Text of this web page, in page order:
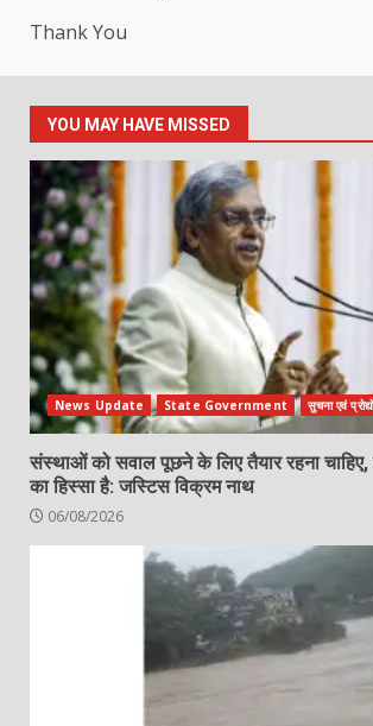
Thank You
YOU MAY HAVE MISSED
News Update State Government सुचना एवं
संस्थाओं को सवाल पूछने के लिए तैयार रहना
का हिस्सा है: जस्टिस विक्रम नाथ
06/08/2026